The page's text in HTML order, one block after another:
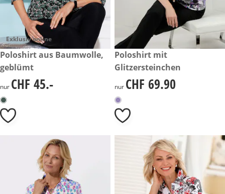
Exklusiv online
CHF 45.-
Poloshirt aus Baumwolle,
geblümt
CHF 45.-
nur CHF 45.-
CHF 69.90
Poloshirt mit
Glitzersteinchen
CHF 69.90
nur CHF 69.90